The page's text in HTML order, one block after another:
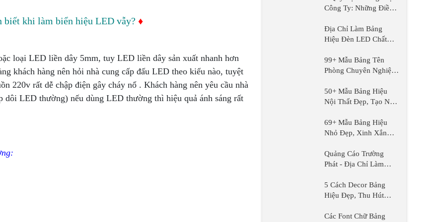
biết khi làm biển hiệu LED vẫy? ♦
loại LED liền dây 5mm, tuy LED liền dây sản xuất nhanh hơn
khách hàng nên hỏi nhà cung cấp đấu LED theo kiểu nào, tuyệt
220v rất dễ chập điện gây cháy nổ . Khách hàng nên yêu cầu nhà
dôi LED thường) nếu dùng LED thường thì hiệu quả ánh sáng rất
Công Ty: Những Điều
Pháp Luật
Địa Chỉ Làm Bảng
Hiệu Đèn LED Chất
Giá Tốt
99+ Mẫu Bảng Tên
Phòng Chuyên Nghiệp,
50+ Mẫu Bảng Hiệu
Nội Thất Đẹp, Tạo Nên
Cho Không Gian
69+ Mẫu Bảng Hiệu
Nhỏ Đẹp, Xinh Xắn
Hiện Nay
Quảng Cáo Trường
Phát - Địa Chỉ Làm
Chất Lượng
5 Cách Decor Bảng
Hiệu Đẹp, Thu Hút
Tượng Đầu Tiên Mạnh
Các Font Chữ Bảng